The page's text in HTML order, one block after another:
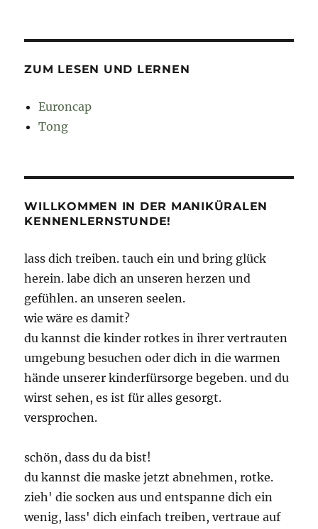
ZUM LESEN UND LERNEN
Euroncap
Tong
WILLKOMMEN IN DER MANIKÜRALEN
KENNENLERNSTUNDE!
lass dich treiben. tauch ein und bring glück
herein. labe dich an unseren herzen und
gefühlen. an unseren seelen.
wie wäre es damit?
du kannst die kinder rotkes in ihrer vertrauten
umgebung besuchen oder dich in die warmen
hände unserer kinderfürsorge begeben. und du
wirst sehen, es ist für alles gesorgt.
versprochen.
schön, dass du da bist!
du kannst die maske jetzt abnehmen, rotke.
zieh' die socken aus und entspanne dich ein
wenig, lass' dich einfach treiben, vertraue auf